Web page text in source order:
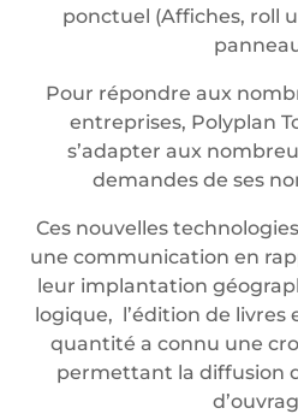
ponctuel (Affiches, roll
Pour répondre aux
entreprises, Polyplan
s’adapter aux
demandes de ses
Ces nouvelles
une communication en
leur implantation
logique, l’édition de
quantité a connu une
permettant la diffusion